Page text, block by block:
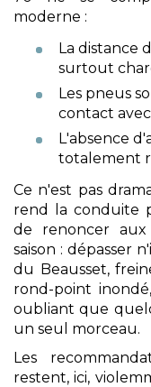
moderne :
La distance
surtout
Les pneus
contact
L'absence
totalement
Ce n'est pas
rend la conduite
de renoncer
saison : dépasser
du Beausset,
rond-point
oubliant que
un seul morceau.
Les
restent, ici,